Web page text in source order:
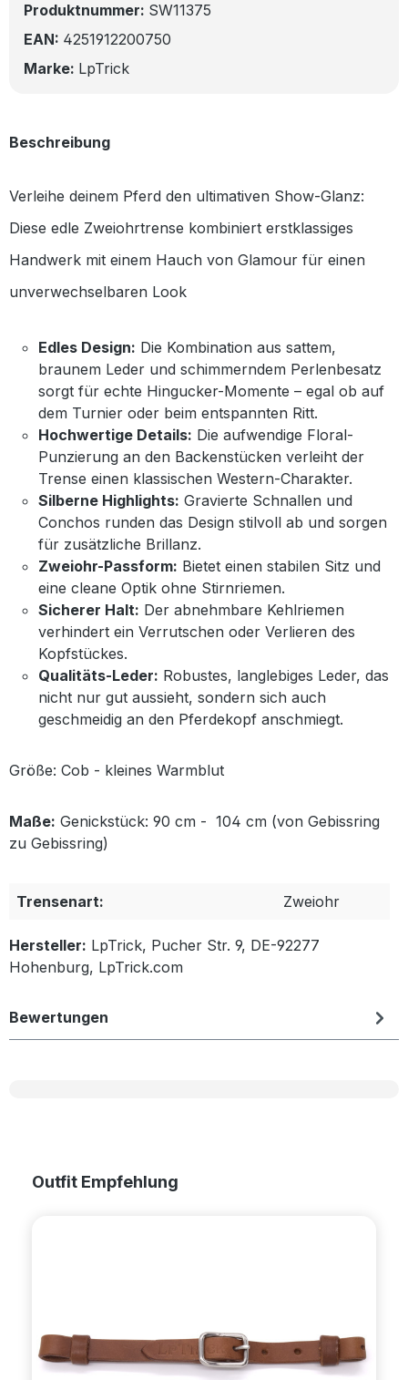
Produktnummer: SW11375
EAN: 4251912200750
Marke: LpTrick
Beschreibung
Verleihe deinem Pferd den ultimativen Show-Glanz:
Diese edle Zweiohrtrense kombiniert erstklassiges
Handwerk mit einem Hauch von Glamour für einen
unverwechselbaren Look
Edles Design: Die Kombination aus sattem,
braunem Leder und schimmerndem Perlenbesatz
sorgt für echte Hingucker-Momente – egal ob auf
dem Turnier oder beim entspannten Ritt.
Hochwertige Details: Die aufwendige Floral-
Punzierung an den Backenstücken verleiht der
Trense einen klassischen Western-Charakter.
Silberne Highlights: Gravierte Schnallen und
Conchos runden das Design stilvoll ab und sorgen
für zusätzliche Brillanz.
Zweiohr-Passform: Bietet einen stabilen Sitz und
eine cleane Optik ohne Stirnriemen.
Sicherer Halt: Der abnehmbare Kehlriemen
verhindert ein Verrutschen oder Verlieren des
Kopfstückes.
Qualitäts-Leder: Robustes, langlebiges Leder, das
nicht nur gut aussieht, sondern sich auch
geschmeidig an den Pferdekopf anschmiegt.
Größe: Cob - kleines Warmblut
Maße: Genickstück: 90 cm - 104 cm (von Gebissring
zu Gebissring)
Trensenart: Zweiohr
Hersteller: LpTrick, Pucher Str. 9, DE-92277
Hohenburg, LpTrick.com
Bewertungen
Produktgalerie überspringen
Outfit Empfehlung